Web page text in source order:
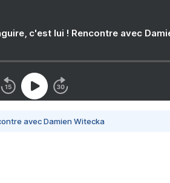
c'est lui ! Rencontre avec
avec Damien Witecka